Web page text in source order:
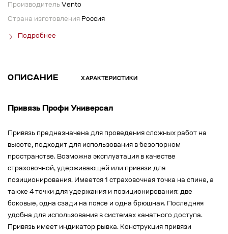
Производитель Vento
Страна изготовления Россия
Подробнее
ОПИСАНИЕ ХАРАКТЕРИСТИКИ
Привязь Профи Универсал
Привязь предназначена для проведения сложных работ на
высоте, подходит для использования в безопорном
пространстве. Возможна эксплуатация в качестве
страховочной, удерживающей или привязи для
позиционирования. Имеется 1 страховочная точка на спине, а
также 4 точки для удержания и позиционирования: две
боковые, одна сзади на поясе и одна брюшная. Последняя
удобна для использования в системах канатного доступа.
Привязь имеет индикатор рывка. Конструкция привязи